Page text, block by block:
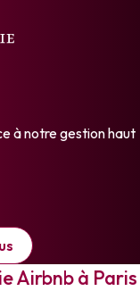
à Paris
à notre gestion haut
Airbnb à Paris